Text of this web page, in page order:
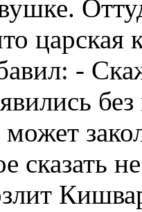
царская
-
сказать